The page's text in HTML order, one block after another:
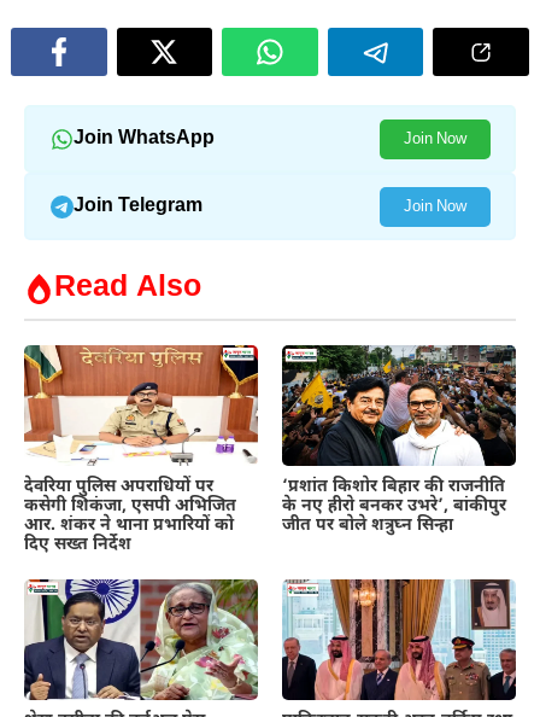
Join WhatsApp Join Now
Join Telegram Join Now
Read Also
देवरिया पुलिस अपराधियों पर
कसेगी शिकंजा, एसपी अभिजित
आर. शंकर ने थाना प्रभारियों को
दिए सख्त निर्देश
‘प्रशांत किशोर बिहार की राजनीति
के नए हीरो बनकर उभरे’, बांकीपुर
जीत पर बोले शत्रुघ्न सिन्हा